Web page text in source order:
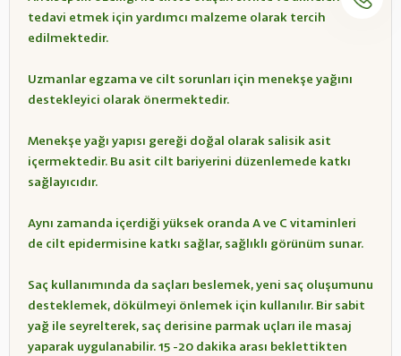
tedavi etmek için yardımcı malzeme olarak tercih
edilmektedir.
Uzmanlar egzama ve cilt sorunları için menekşe yağını
destekleyici olarak önermektedir.
Menekşe yağı yapısı gereği doğal olarak salisik asit
içermektedir. Bu asit cilt bariyerini düzenlemede katkı
sağlayıcıdır.
Aynı zamanda içerdiği yüksek oranda A ve C vitaminleri
de cilt epidermisine katkı sağlar, sağlıklı görünüm sunar.
Saç kullanımında da saçları beslemek, yeni saç oluşumunu
desteklemek, dökülmeyi önlemek için kullanılır. Bir sabit
yağ ile seyrelterek, saç derisine parmak uçları ile masaj
yaparak uygulanabilir. 15 -20 dakika arası beklettikten